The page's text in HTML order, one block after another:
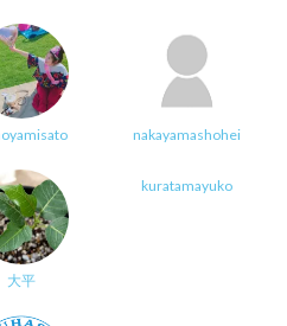
nakayamashohei
大平
kuratamayuko